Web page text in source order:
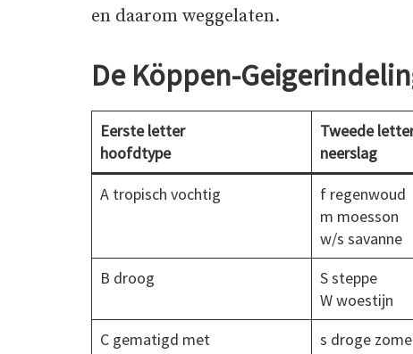
en daarom weggelaten.
De Köppen-
Eerste letter
hoofdtype
Tweede
neerslag
A tropisch vochtig
f regenwoud
m moesson
w/s savanne
B droog
S steppe
W woestijn
C gematigd met
s droge